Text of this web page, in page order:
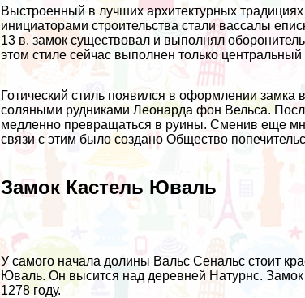
Выстроенный в лучших архитектурных
инициаторами строительства стали вассалы
13 в. замок существовал и выполнял
этом стиле сейчас выполнен только центральный
Готический стиль появился в оформлении
соляными рудниками Леонарда фон Вельса.
медленно превращаться в руины. Сменив еще
связи с этим было создано Общество
Замок Кастель Юваль
У самого начала долины Вальс Сенальс стоит
Юваль. Он высится над деревней Натурнс.
1278 году.